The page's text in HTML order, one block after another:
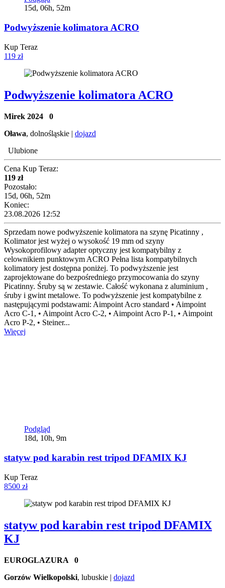
15d, 06h, 52m
Podwyższenie kolimatora ACRO
Kup Teraz
119 zł
Podwyższenie kolimatora ACRO
Mirek 2024 0
Oława, dolnośląskie | dojazd
Ulubione
Cena Kup Teraz:
119 zł
Pozostało:
15d, 06h, 52m
Koniec:
23.08.2026 12:52
Sprzedam nowe podwyższenie kolimatora na szynę Picatinny ,
Kolimator jest wyżej o wysokość 19 mm od szyny
Wysokoprofilowy adapter optyczny jest kompatybilny z
celownikiem punktowym ACRO Pełna lista kompatybilnych
kolimatory jest dostępna poniżej. To podwyższenie jest
zaprojektowane do bezpośredniego przymocowania do szyny
Picatinny. Śruby są w zestawie. Całość wykonana z aluminium ,
śruby i gwint metalowe. To podwyższenie jest kompatybilne z
następującymi podstawami: Aimpoint Acro standard • Aimpoint
Acro C-1, • Aimpoint Acro C-2, • Aimpoint Acro P-1, • Aimpoint
Acro P-2, • Steiner...
Więcej
Podgląd
18d, 10h, 9m
statyw pod karabin rest tripod DFAMIX KJ
Kup Teraz
8500 zł
statyw pod karabin rest tripod DFAMIX
KJ
EUROGLAZURA 0
Gorzów Wielkopolski, lubuskie | dojazd